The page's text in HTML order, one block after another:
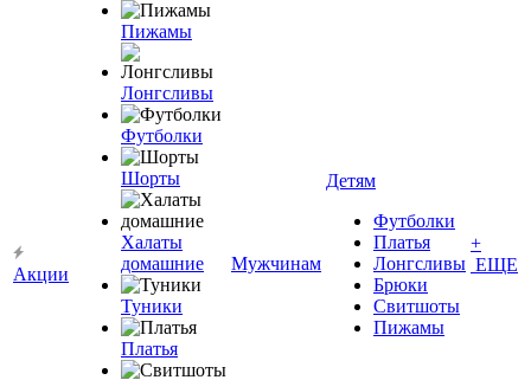
Акции
Пижамы
Лонгсливы
Футболки
Шорты
Халаты
домашние
Туники
Платья
Мужчинам
Детям
Футболки
Платья
Лонгсливы
Брюки
Свитшоты
Пижамы
+
ЕЩЕ